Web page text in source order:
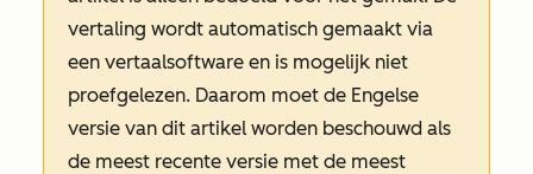
vertaling wordt automatisch gemaakt via
een vertaalsoftware en is mogelijk niet
proefgelezen. Daarom moet de Engelse
versie van dit artikel worden beschouwd als
de meest recente versie met de meest